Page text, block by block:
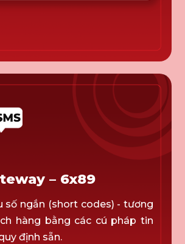
– 6x89
số ngắn (short codes) - tương
hàng bằng các cú pháp tin
định sẵn.